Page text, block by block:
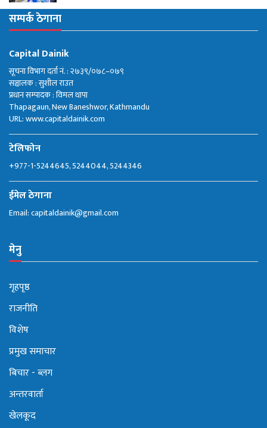
सम्पर्क ठेगाना
Capital Dainik
सूचना विभाग दर्ता नं. : २७३९/०७८–०७९
सञ्चालक : सुशील राउत
प्रधान सम्पादक : विमल थापा
Thapagaun, New Baneshwor, Kathmandu
URL: www.capitaldainik.com
टेलिफोन
+977-1-5244645, 5244044, 5244346
ईमेल ठेगाना
Email:capitaldainik@gmail.com
मेनु
गृहपृष्ठ
राजनीति
विशेष
प्रमुख समाचार
बिचार - ब्लग
अन्तरवार्ता
खेलकूद